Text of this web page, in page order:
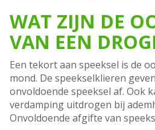
WAT ZIJN DE
VAN EEN
Een tekort aan speeksel is de
mond. De speekselklieren
onvoldoende speeksel af. Ook
verdamping uitdrogen bij
Onvoldoende afgifte van